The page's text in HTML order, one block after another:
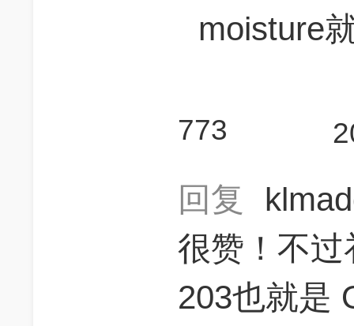
moisture
773
回复
很赞！不
203也就是